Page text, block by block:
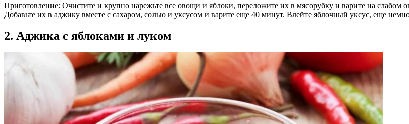
Приготовление: Очистите и крупно нарежьте все овощи и яблоки, переложите их в мясорубку и варите на слабом
Добавьте их в аджику вместе с сахаром, солью и уксусом и варите еще 40 минут. Влейте яблочный уксус, еще
2. Аджика с яблоками и луком